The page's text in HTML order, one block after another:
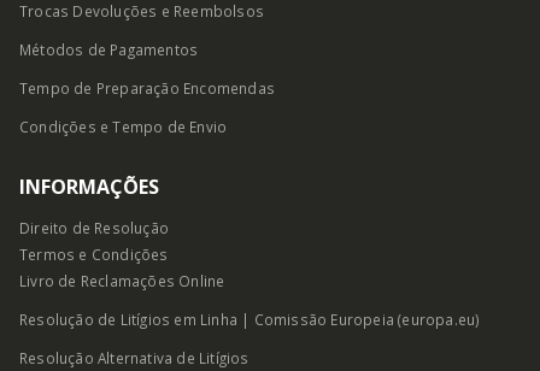
Trocas Devoluções e Reembolsos
Métodos de Pagamentos
Tempo de Preparação Encomendas
Condições e Tempo de Envio
INFORMAÇÕES
Direito de Resolução
Termos e Condições
Livro de Reclamações Online
Resolução de Litígios em Linha | Comissão Europeia (europa.eu)
Resolução Alternativa de Litígios